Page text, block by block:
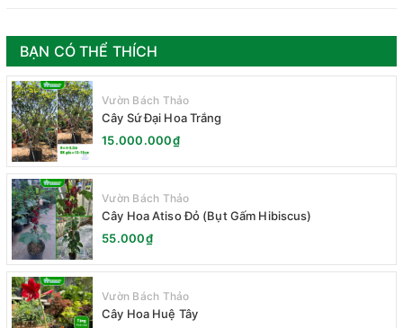
BẠN CÓ THỂ THÍCH
Vườn Bách Thảo
Cây Sứ Đại Hoa Trắng
15.000.000₫
Vườn Bách Thảo
Cây Hoa Atiso Đỏ (Bụt Gấm Hibiscus)
55.000₫
Vườn Bách Thảo
Cây Hoa Huệ Tây